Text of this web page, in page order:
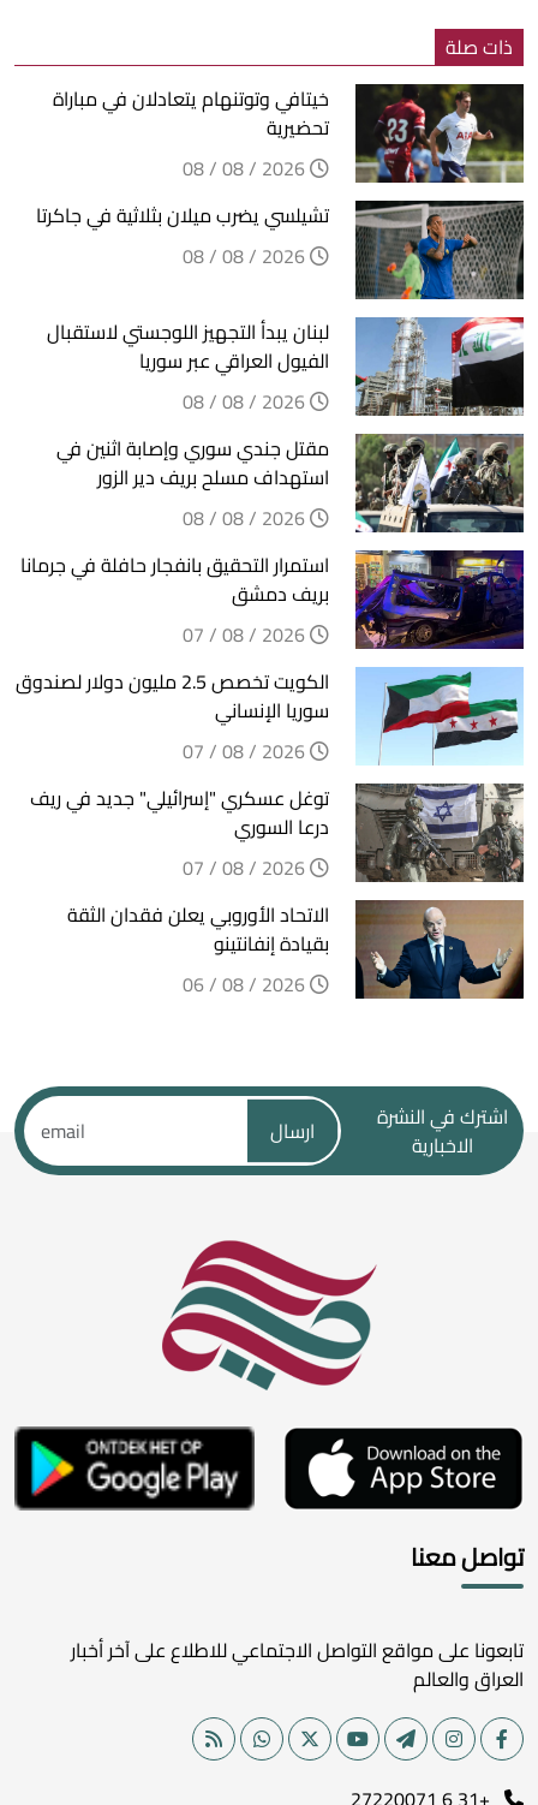
ذات صلة
خيتافي وتوتنهام يتعادلان في مباراة
تحضيرية
تشيلسي يضرب ميلان بثلاثية في جاكرتا
لبنان يبدأ التجهيز اللوجستي لاستقبال
الفيول العراقي عبر سوريا
مقتل جندي سوري وإصابة اثنين في
استهداف مسلح بريف دير الزور
استمرار التحقيق بانفجار حافلة في جرمانا
بريف دمشق
الكويت تخصص 2.5 مليون دولار لصندوق
سوريا الإنساني
توغل عسكري "إسرائيلي" جديد في ريف
درعا السوري
الاتحاد الأوروبي يعلن فقدان الثقة
بقيادة إنفانتينو
اشترك في النشرة
الاخبارية
ارسال
تواصل معنا
تابعونا على مواقع التواصل الاجتماعي للاطلاع على آخر أخبار
العراق والعالم